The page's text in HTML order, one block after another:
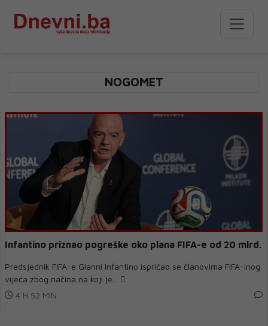
NOGOMET
Infantino priznao pogreške oko plana FIFA-e od 20 mlrd.
Predsjednik FIFA-e Gianni Infantino ispričao se članovima FIFA-inog
vijeća zbog načina na koji je...
4 H 52 MIN